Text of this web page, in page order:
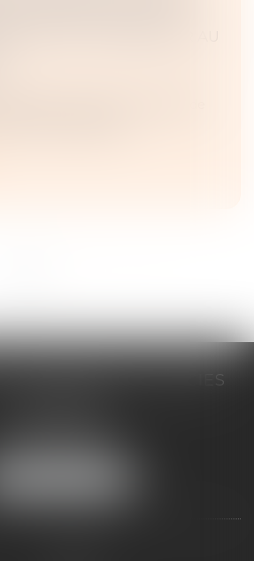
D'ACHAT ET DE
PAR LE FOURNISSEUR AU
dans le secteur de la grande
fait rage...
& ASSOCIES